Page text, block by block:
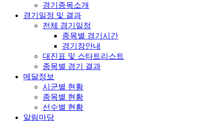
경기종목소개
경기일정 및 결과
전체 경기일정
종목별 경기시간
경기장안내
대진표 및 스타트리스트
종목별 경기 결과
메달정보
시군별 현황
종목별 현황
선수별 현황
알림마당